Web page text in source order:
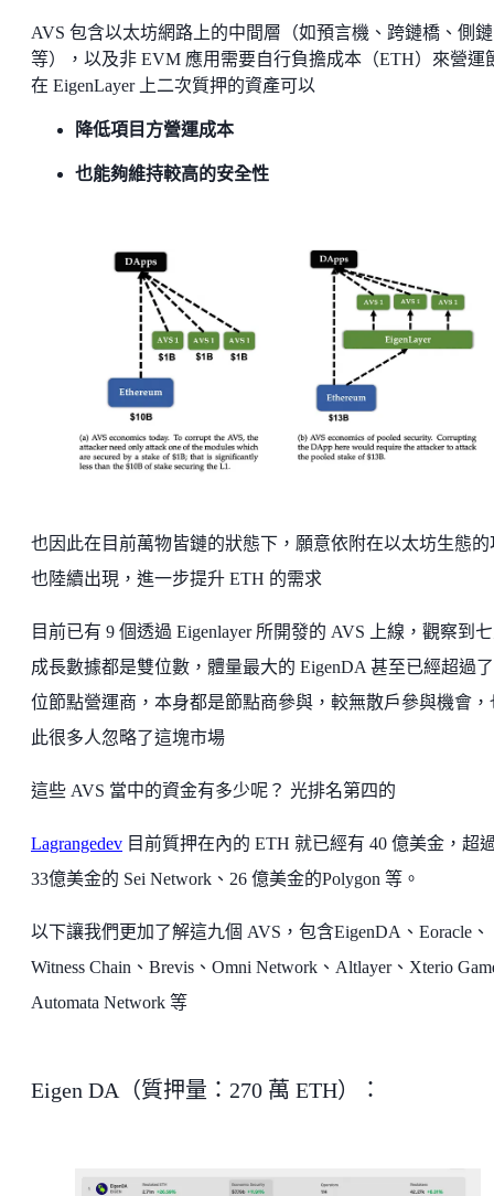
AVS 包含以太坊網路上的中間層（如預言機、跨鏈橋、側鏈
等），以及非 EVM 應用需要自行負擔成本（ETH）來營運
在 EigenLayer 上二次質押的資產可以
降低項目方營運成本
也能夠維持較高的安全性
也因此在目前萬物皆鏈的狀態下，願意依附在以太坊生態的
也陸續出現，進一步提升 ETH 的需求
目前已有 9 個透過 Eigenlayer 所開發的 AVS 上線，觀察到
成長數據都是雙位數，體量最大的 EigenDA 甚至已經超過
位節點營運商，本身都是節點商參與，較無散戶參與機會，
此很多人忽略了這塊市場
這些 AVS 當中的資金有多少呢？ 光排名第四的
Lagrangedev 目前質押在內的 ETH 就已經有 40 億美金，超
33億美金的 Sei Network、26 億美金的Polygon 等。
以下讓我們更加了解這九個 AVS，包含EigenDA、Eoracle、
Witness Chain、Brevis、Omni Network、Altlayer、Xterio
Automata Network 等
Eigen DA（質押量：270 萬 ETH）：